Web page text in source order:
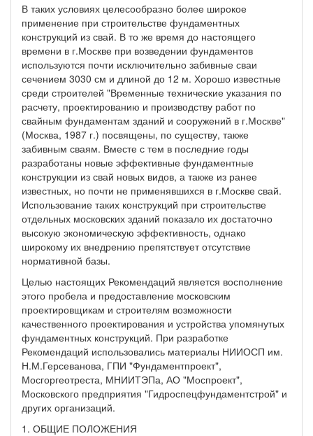
В таких условиях целесообразно более широкое
применение при строительстве фундаментных
конструкций из свай. В то же время до настоящего
времени в г.Москве при возведении фундаментов
используются почти исключительно забивные сваи
сечением 3030 см и длиной до 12 м. Хорошо известные
среди строителей "Временные технические указания по
расчету, проектированию и производству работ по
свайным фундаментам зданий и сооружений в г.Москве"
(Москва, 1987 г.) посвящены, по существу, также
забивным сваям. Вместе с тем в последние годы
разработаны новые эффективные фундаментные
конструкции из свай новых видов, а также из ранее
известных, но почти не применявшихся в г.Москве свай.
Использование таких конструкций при строительстве
отдельных московских зданий показало их достаточно
высокую экономическую эффективность, однако
широкому их внедрению препятствует отсутствие
нормативной базы.
Целью настоящих Рекомендаций является восполнение
этого пробела и предоставление московским
проектировщикам и строителям возможности
качественного проектирования и устройства упомянутых
фундаментных конструкций. При разработке
Рекомендаций использовались материалы НИИОСП им.
Н.М.Герсеванова, ГПИ "Фундаментпроект",
Мосгоргеотреста, МНИИТЭПа, АО "Моспроект",
Московского предприятия "Гидроспецфундаментстрой" и
других организаций.
1. ОБЩИЕ ПОЛОЖЕНИЯ